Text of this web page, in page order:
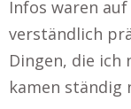
Infos waren
verständlich
Dingen, die ich
kamen ständig